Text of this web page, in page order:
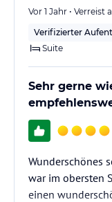
kostenlos verfügbar.
Hinweis: Verfasst
Angaben ohne
Vor 1 Jahr • Verreist
Verifizierter
Suite
Sehr gerne
Wunderschönes
war im obersten
einen